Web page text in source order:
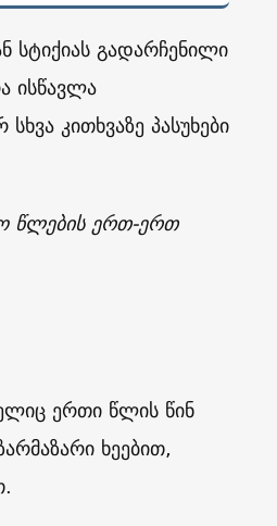
სტიქიას გადარჩენილი
ისწავლა
კითხვაზე პასუხები
წლების ერთ-ერთ
ერთი წლის წინ
ხეებით,